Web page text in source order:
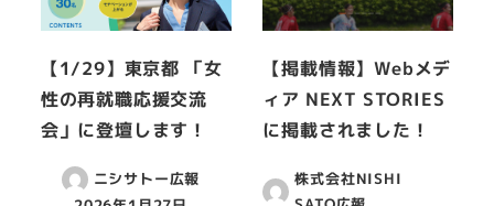
【1/29】東京都 「女
性の再就職応援交流
会」に登壇します！
ニシサトー広報
【掲載情報】Webメデ
ィア NEXT STORIES
に掲載されました！
株式会社NISHI